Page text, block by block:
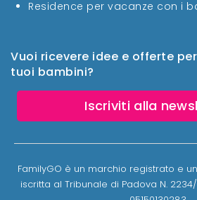
Vuoi ricevere idee e offerte
tuoi bambini?
Iscriviti alla
Residence per vacanze con i
FamilyGO è un marchio registrato e
iscritta al Tribunale di Padova N. 2234/